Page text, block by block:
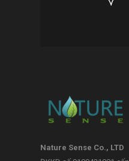
Nature Sense Co., LTD